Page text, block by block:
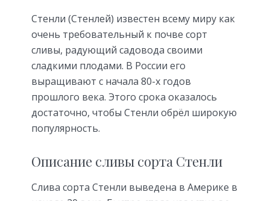
Стенли (Стенлей) известен всему миру как
очень требовательный к почве сорт
сливы, радующий садовода своими
сладкими плодами. В России его
выращивают с начала 80-х годов
прошлого века. Этого срока оказалось
достаточно, чтобы Стенли обрёл широкую
популярность.
Описание сливы сорта Стенли
Слива сорта Стенли выведена в Америке в